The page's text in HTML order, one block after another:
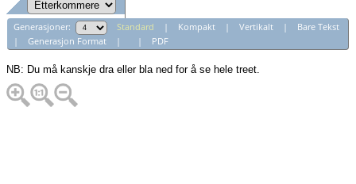
Generasjoner: Standard | Kompakt| Vertikalt| Bare Tekst
| Generasjon Format| | PDF
NB: Du må kanskje dra eller bla ned for å se hele treet.